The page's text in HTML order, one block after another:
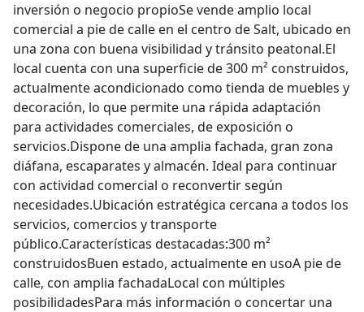
inversión o negocio propioSe vende amplio local
comercial a pie de calle en el centro de Salt, ubicado en
una zona con buena visibilidad y tránsito peatonal.El
local cuenta con una superficie de 300 m² construidos,
actualmente acondicionado como tienda de muebles y
decoración, lo que permite una rápida adaptación
para actividades comerciales, de exposición o
servicios.Dispone de una amplia fachada, gran zona
diáfana, escaparates y almacén. Ideal para continuar
con actividad comercial o reconvertir según
necesidades.Ubicación estratégica cercana a todos los
servicios, comercios y transporte
público.Características destacadas:300 m²
construidosBuen estado, actualmente en usoA pie de
calle, con amplia fachadaLocal con múltiples
posibilidadesPara más información o concertar una